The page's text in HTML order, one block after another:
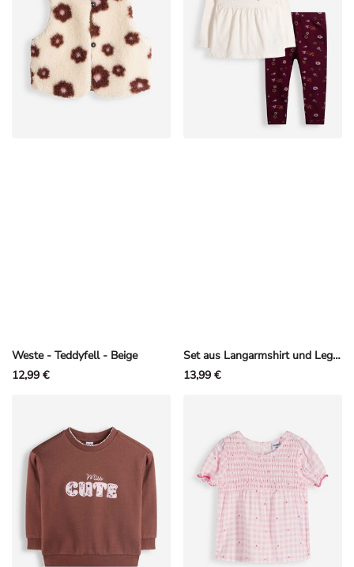
Weste - Teddyfell - Beige
12,99 €
Set aus Langarmshirt und Leggings - Stickereien - Off-White
13,99 €